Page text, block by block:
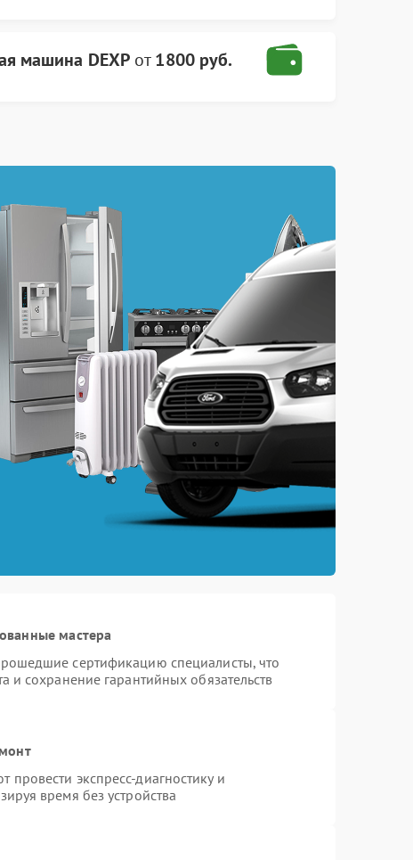
машина DEXP от1800 руб.
мастера
сертификацию специалисты, что
и сохранение гарантийных обязательств
экспресс-диагностику и
время без устройства